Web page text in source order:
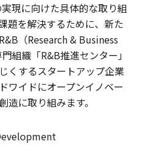
現に向けた具体的な取り組
題を解決するために、新た
（Research & Business
組織「R&B推進センター」
くするスタートアップ企業
ワイドにオープンイノベー
造に取り組みます。